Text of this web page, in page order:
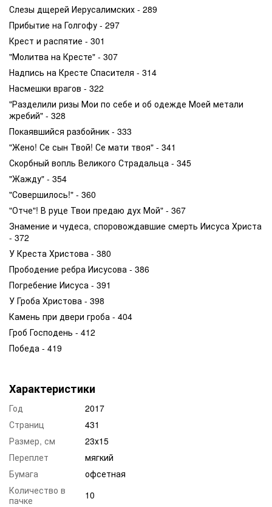
Слезы дщерей Иерусалимских - 289
Прибытие на Голгофу - 297
Крест и распятие - 301
"Молитва на Кресте" - 307
Надпись на Кресте Спасителя - 314
Насмешки врагов - 322
"Разделили ризы Мои по себе и об одежде Моей метали
жребий" - 328
Покаявшийся разбойник - 333
"Жено! Се сын Твой! Се мати твоя" - 341
Скорбный вопль Великого Страдальца - 345
"Жажду" - 354
"Совершилось!" - 360
"Отче"! В руце Твои предаю дух Мой" - 367
Знамение и чудеса, споровождавшие смерть Иисуса Христа
- 372
У Креста Христова - 380
Прободение ребра Иисусова - 386
Погребение Иисуса - 391
У Гроба Христова - 398
Камень при двери гроба - 404
Гроб Господень - 412
Победа - 419
Характеристики
Год
2017
Страниц
431
Размер, см
23х15
Переплет
мягкий
Бумага
офсетная
Количество в
пачке
10